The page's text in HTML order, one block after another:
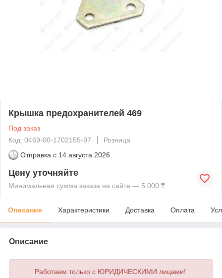
Крышка предохранителей 469
Под заказ
Код: 0469-00-1702155-97
Розница
Отправка с 14 августа 2026
Цену уточняйте
Минимальная сумма заказа на сайте — 5 000 ₸
Описание Характеристики Доставка Оплата
Описание
Работаем только с ЮРИДИЧЕСКИМИ лицами!